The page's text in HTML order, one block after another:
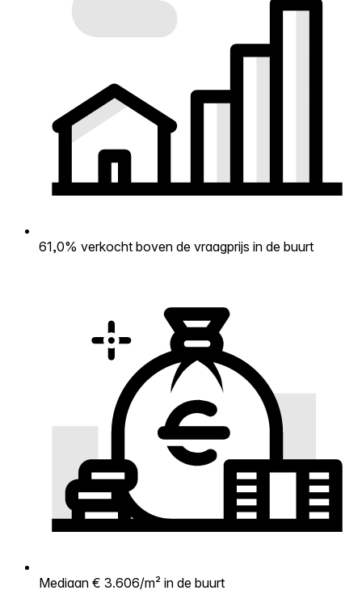
61,0% verkocht boven de vraagprijs in de buurt
Mediaan € 3.606/m² in de buurt